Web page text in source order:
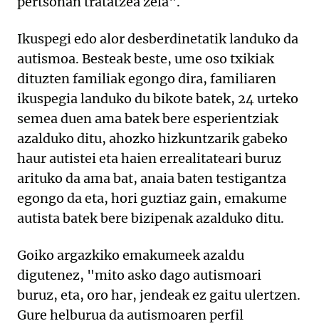
Ikuspegi edo alor desberdinetatik landuko da
autismoa. Besteak beste, ume oso txikiak
dituzten familiak egongo dira, familiaren
ikuspegia landuko du bikote batek, 24 urteko
semea duen ama batek bere esperientziak
azalduko ditu, ahozko hizkuntzarik gabeko
haur autistei eta haien errealitateari buruz
arituko da ama bat, anaia baten testigantza
egongo da eta, hori guztiaz gain, emakume
autista batek bere bizipenak azalduko ditu.
Goiko argazkiko emakumeek azaldu
digutenez, "mito asko dago autismoari
buruz, eta, oro har, jendeak ez gaitu ulertzen.
Gure helburua da autismoaren perfil